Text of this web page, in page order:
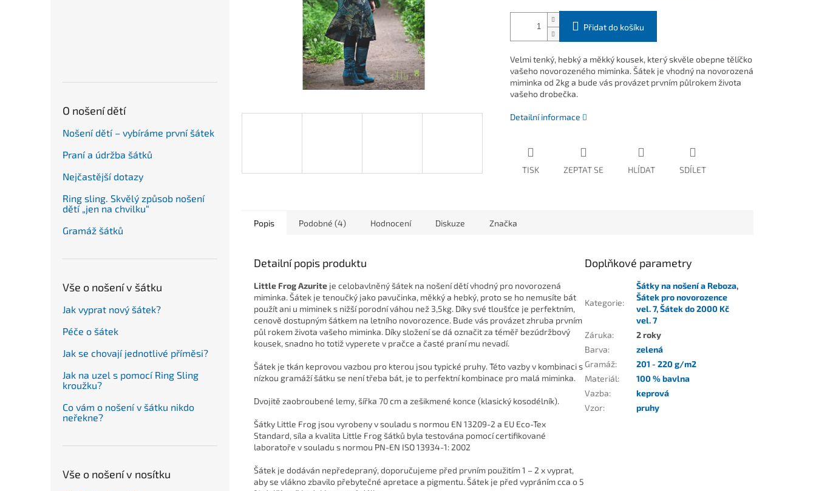
O nošení dětí
Nošení dětí – vybíráme první šátek
Praní a údržba šátků
Nejčastější dotazy
Ring sling. Skvělý způsob nošení
dětí „jen na chvilku“
Gramáž šátků
Vše o nošení v šátku
Jak vyprat nový šátek?
Péče o šátek
Jak se chovají jednotlivé příměsi?
Jak na uzel s pomocí Ring Sling
kroužku?
Co vám o nošení v šátku nikdo
neřekne?
Vše o nošení v nosítku
Přidat do košíku
Velmi tenký, hebký a měkký kousek, který skvěle obepne tělíčko
vašeho novorozeného miminka. Šátek je vhodný na novorozená
miminka od 2kg a bude vás provázet prvním půlrokem života
vašeho drobečka.
Detailní informace
TISK ZEPTAT SE HLÍDAT SDÍLET
Popis Podobné (4) Hodnocení Diskuze Značka
Detailní popis produktu
Little Frog Azurite je celobavlněný šátek na nošení dětí vhodný pro novorozená
miminka. Šátek je tenoučký jako pavučinka, měkký a hebký, proto se ho nemusíte bát
použít ani u miminek s nižší porodní váhou než 3,5kg. Díky své tloušťce je perfektním,
cenově dostupným šátkem na letního novorozence. Bude vás provázet zhruba prvním
půl rokem života vašeho miminka. Díky složení se dá označit za téměř bezúdržbový
kousek, snadno ho totiž vyperete v pračce a časté praní mu nevadí.
Šátek je tkán keprovou vazbou pro kterou jsou typické pruhy. Této vazby v kombinaci s
nízkou gramáží šátku se není třeba bát, je to perfektní kombinace pro malá miminka.
Dvojitě zaobroubené lemy, šířka 70 cm a zešikmené konce (klasický kosodélník).
Šátky Little Frog jsou vyrobeny v souladu s normou EN 13209-2 a EU Eco-Tex
Standard, síla a kvalita Little Frog šátků byla testována pomocí certifikované
laboratoře v souladu s normou PN-EN ISO 13934-1: 2002
Šátek je dodáván nepředepraný, doporučujeme před prvním použitím 1 – 2 x vyprat,
aby se vlákno zbavilo přebytečné apretace a pigmentu. Šátek je před vypráním cca o 5
Doplňkové parametry
Kategorie:
Šátky na nošení a Reboza,
Šátek pro novorozence
vel. 7,Šátek do 2000 Kč
vel. 7
Záruka:
2 roky
Barva:
zelená
Gramáž:
201 - 220 g/m2
Materiál:
100 % bavlna
Vazba:
keprová
Vzor: pruhy